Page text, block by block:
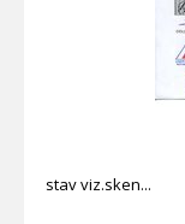
stav viz.sken